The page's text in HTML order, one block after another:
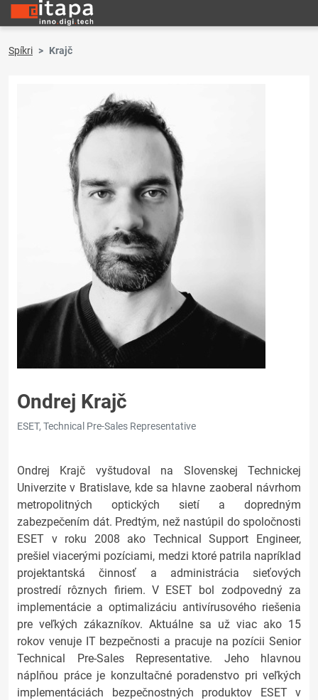
Spíkri Krajč
Ondrej Krajč
ESET, Technical Pre-Sales Representative
Ondrej Krajč vyštudoval na Slovenskej Technickej
Univerzite v Bratislave, kde sa hlavne zaoberal návrhom
metropolitných optických sietí a dopredným
zabezpečením dát. Predtým, než nastúpil do spoločnosti
ESET v roku 2008 ako Technical Support Engineer,
prešiel viacerými pozíciami, medzi ktoré patrila napríklad
projektantská činnosť a administrácia sieťových
prostredí rôznych firiem. V ESET bol zodpovedný za
implementácie a optimalizáciu antivírusového riešenia
pre veľkých zákazníkov. Aktuálne sa už viac ako 15
rokov venuje IT bezpečnosti a pracuje na pozícii Senior
Technical Pre-Sales Representative. Jeho hlavnou
náplňou práce je konzultačné poradenstvo pri veľkých
implementáciách bezpečnostných produktov ESET v